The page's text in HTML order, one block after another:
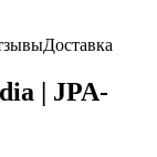
Доставка
| JPA-